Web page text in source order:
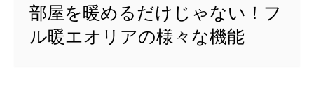
部屋を暖めるだけじゃない！フ
ル暖エオリアの様々な機能